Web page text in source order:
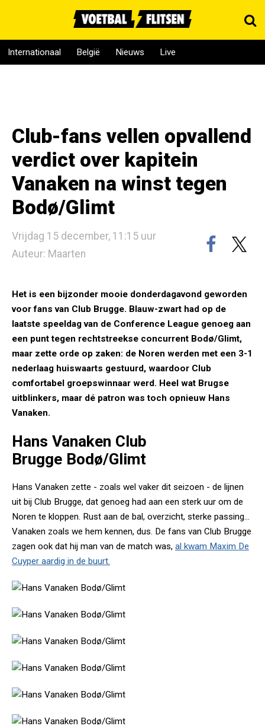
Internationaal België Nieuws Live
Club-fans vellen opvallend
verdict over kapitein
Vanaken na winst tegen
Bodø/Glimt
Vrijdag 15 december, 11:15 uur
Auteur: Maarten
Het is een bijzonder mooie donderdagavond geworden
voor fans van Club Brugge. Blauw-zwart had op de
laatste speeldag van de Conference League genoeg aan
een punt tegen rechtstreekse concurrent Bodø/Glimt,
maar zette orde op zaken: de Noren werden met een 3-1
nederlaag huiswaarts gestuurd, waardoor Club
comfortabel groepswinnaar werd. Heel wat Brugse
uitblinkers, maar dé patron was toch opnieuw Hans
Vanaken.
Hans Vanaken Club
Brugge Bodø/Glimt
Hans Vanaken zette - zoals wel vaker dit seizoen - de lijnen
uit bij Club Brugge, dat genoeg had aan een sterk uur om de
Noren te kloppen. Rust aan de bal, overzicht, sterke passing...
Vanaken zoals we hem kennen, dus. De fans van Club Brugge
zagen ook dat hij man van de match was, al kwam Maxim De
Cuyper aardig in de buurt.